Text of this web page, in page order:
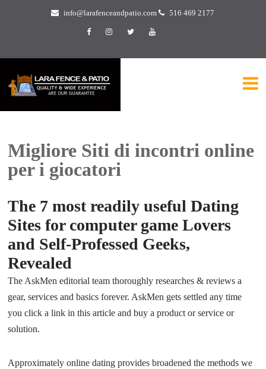
info@larafenceandpatio.com 516 469 2177
Migliore Siti di incontri online
per i giocatori
The 7 most readily useful Dating
Sites for computer game Lovers
and Self-Professed Geeks,
Revealed
The AskMen editorial team thoroughly researches & reviews a
gear, services and basics forever. AskMen gets settled any time
you click a link in this article and buy a product or service or
solution.
Approximately online dating provides broadened the methods we